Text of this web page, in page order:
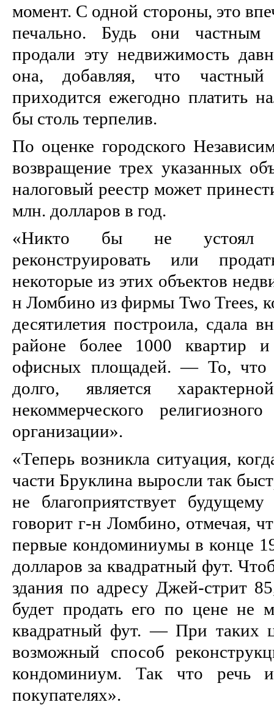
момент. С одной стороны, это
печально. Будь они
продали эту недвижимость
она, добавляя, что частный
приходится ежегодно платить
бы столь терпелив.
По оценке городского
возвращение трех указанных
налоговый реестр может
млн. долларов в год.
«Никто бы не устоял
реконструировать или
некоторые из этих объектов
н Ломбино из фирмы Two Trees,
десятилетия построила, сдала
районе более 1000 квартир
офисных площадей. — То, что
долго, является
некоммерческого
организации».
«Теперь возникла ситуация,
части Бруклина выросли так
не благоприятствует
говорит г-н Ломбино, отмечая,
первые кондоминиумы в конце
долларов за квадратный фут.
здания по адресу Джей-стрит
будет продать его по цене не
квадратный фут. — При таких
возможный способ
кондоминиум. Так что речь
покупателях».